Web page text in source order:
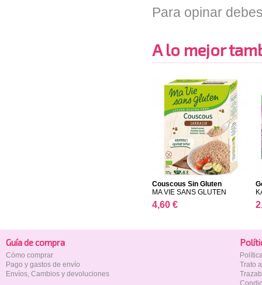
Para opinar
A lo mejor
Couscous Sin Gluten
MA VIE SANS GLUTEN
4,60 €
Guía de compra
Cómo comprar
Pago y gastos de envío
Envíos, Cambios y devoluciones
Trato